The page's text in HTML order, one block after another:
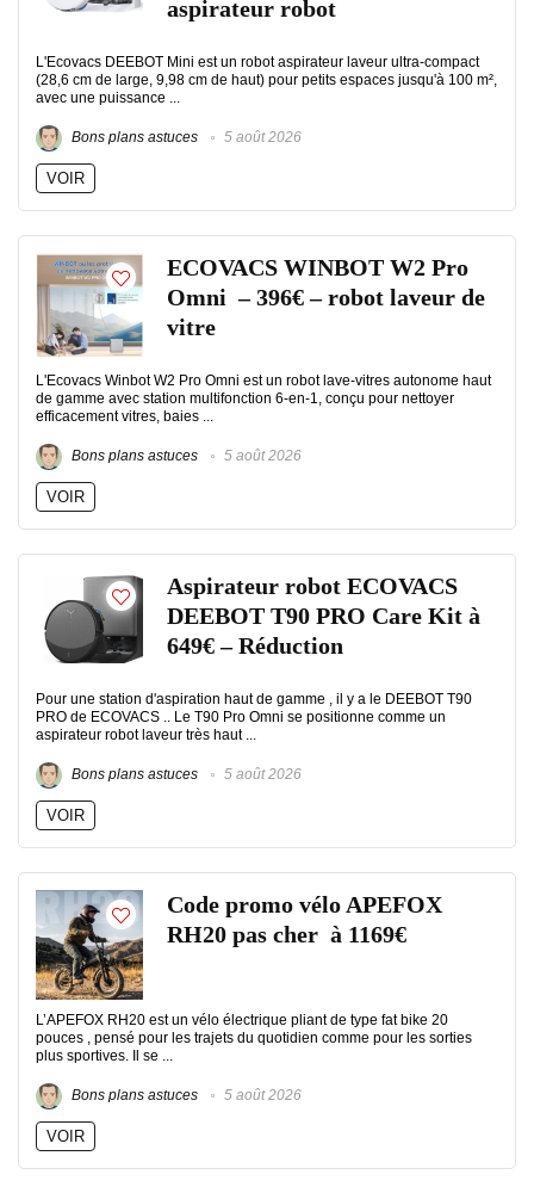
aspirateur robot
L'Ecovacs DEEBOT Mini est un robot aspirateur laveur ultra-compact
(28,6 cm de large, 9,98 cm de haut) pour petits espaces jusqu'à 100 m²,
avec une puissance ...
Bons plans astuces 5 août 2026
VOIR
ECOVACS WINBOT W2 Pro
Omni – 396€ – robot laveur de
vitre
L'Ecovacs Winbot W2 Pro Omni est un robot lave-vitres autonome haut
de gamme avec station multifonction 6-en-1, conçu pour nettoyer
efficacement vitres, baies ...
Bons plans astuces 5 août 2026
VOIR
Aspirateur robot ECOVACS
DEEBOT T90 PRO Care Kit à
649€ – Réduction
Pour une station d'aspiration haut de gamme , il y a le DEEBOT T90
PRO de ECOVACS .. Le T90 Pro Omni se positionne comme un
aspirateur robot laveur très haut ...
Bons plans astuces 5 août 2026
VOIR
Code promo vélo APEFOX
RH20 pas cher à 1169€
L’APEFOX RH20 est un vélo électrique pliant de type fat bike 20
pouces , pensé pour les trajets du quotidien comme pour les sorties
plus sportives. Il se ...
Bons plans astuces 5 août 2026
VOIR